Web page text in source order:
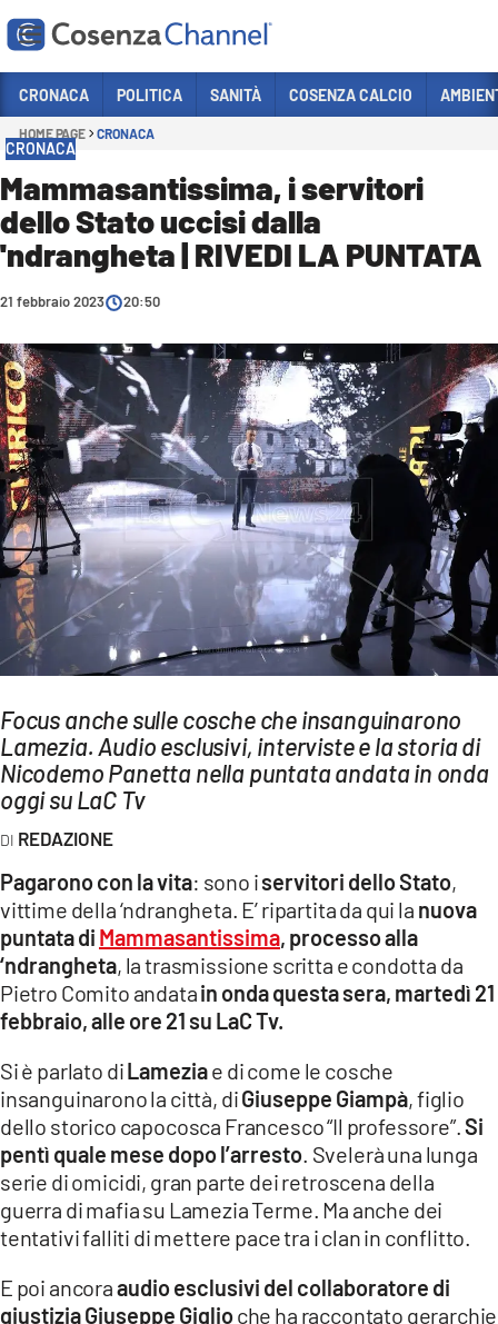
Sezioni
POLITICA
COSENZA CALCIO
ECONOMIA E LAVORO
SANITÀ
SPORT
CULTURA
AMBIENTE
Streaming
LAC TV
LAC NETWORK
LAC ONAIR
LaC
Network
LACPLAY.IT
LACTV.IT
LACONAIR.IT
LACITYMAG.IT
ILREGGINO.IT
COSENZACHANNEL.IT
CATANZAROCHANNEL.IT
LACAPITALENEWS.IT
App
ANDROID
CRONACA POLITICA SANITÀ COSENZA CALCIO
HOME PAGE CRONACA
CRONACA
Mammasantissima, i servitori
dello Stato uccisi dalla
'ndrangheta | RIVEDI LA PUNTATA
21 febbraio 2023 20:50
Focus anche sulle cosche che insanguinarono
Lamezia. Audio esclusivi, interviste e la storia di
Nicodemo Panetta nella puntata andata in onda
oggi su LaC Tv
REDAZIONE
Pagarono con la vita: sono iservitori dello Stato,
vittime della ‘ndrangheta. E’ ripartita da qui la nuova
puntata di Mammasantissima, processo alla
‘ndrangheta, la trasmissione scritta e condotta da
Pietro Comito andatain onda questa sera, martedì 21
febbraio, alle ore 21 su LaC Tv.
Si è parlato diLameziae di come le cosche
insanguinarono la città, diGiuseppe Giampà, figlio
dello storico capocosca Francesco “Il professore”.Si
pentì quale mese dopo l’arresto . Svelerà una lunga
serie di omicidi, gran parte dei retroscena della
guerra di mafia su Lamezia Terme. Ma anche dei
tentativi falliti di mettere pace tra i clan in conflitto.
E poi ancoraaudio esclusivi del collaboratore di
giustizia Giuseppe Giglioche ha raccontato gerarchie